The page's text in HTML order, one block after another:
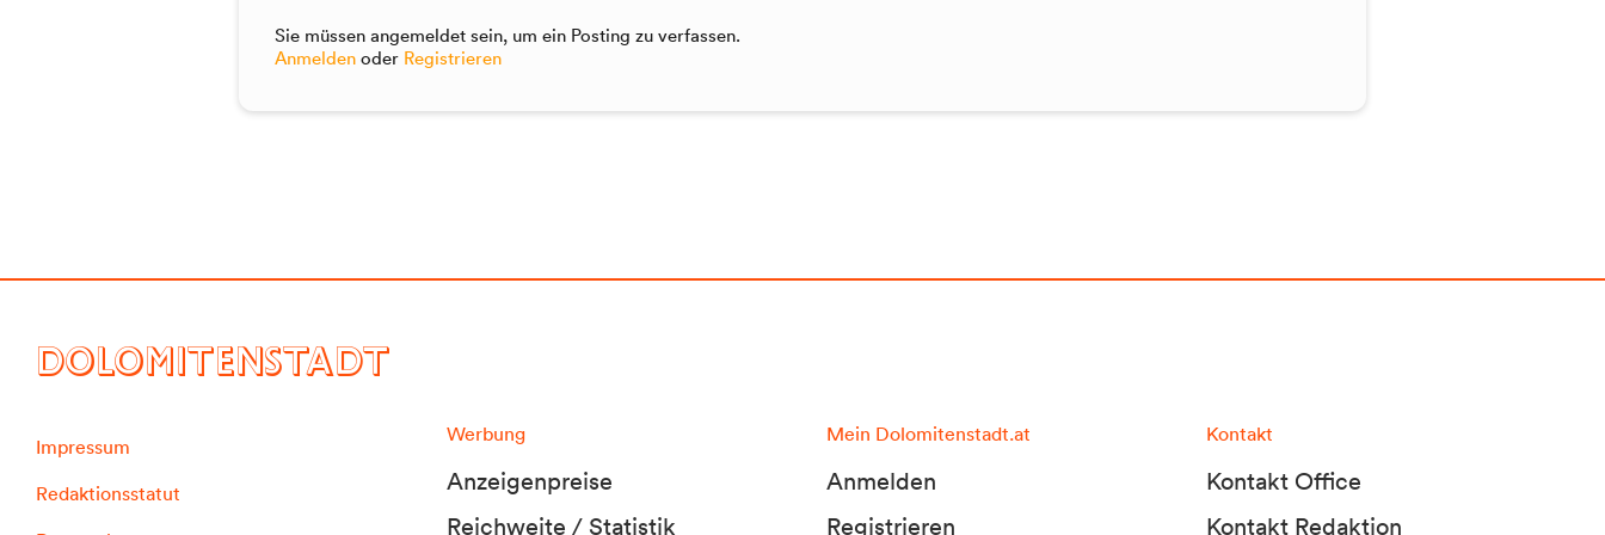
Sie müssen angemeldet sein, um ein Posting zu verfassen.
Anmelden oder Registrieren
DOLOMITENSTADT
Impressum
Redaktionsstatut
Werbung
Anzeigenpreise
Reichweite / Statistik
Mein Dolomitenstadt.at
Anmelden
Registrieren
Kontakt
Kontakt Office
Kontakt Redaktion